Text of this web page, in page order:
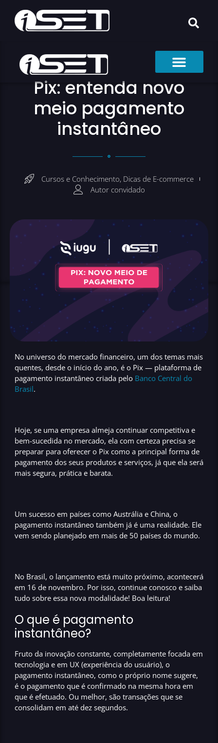
Pix: entenda novo
meio pagamento
instantâneo
Cursos e Conhecimento, Dicas de E-commerce
Autor convidado
No universo do mercado financeiro, um dos temas mais
quentes, desde o início do ano, é o Pix — plataforma de
pagamento instantâneo criada pelo Banco Central do
Brasil.
Hoje, se uma empresa almeja continuar competitiva e
bem-sucedida no mercado, ela com certeza precisa se
preparar para oferecer o Pix como a principal forma de
pagamento dos seus produtos e serviços, já que ela será
mais segura, prática e barata.
Um sucesso em países como Austrália e China, o
pagamento instantâneo também já é uma realidade. Ele
vem sendo planejado em mais de 50 países do mundo.
No Brasil, o lançamento está muito próximo, acontecerá
em 16 de novembro. Por isso, continue conosco e saiba
tudo sobre essa nova modalidade! Boa leitura!
O que é pagamento
instantâneo?
Fruto da inovação constante, completamente focada em
tecnologia e em UX (experiência do usuário), o
pagamento instantâneo, como o próprio nome sugere,
é o pagamento que é confirmado na mesma hora em
que é efetuado. Ou melhor, são transações que se
consolidam em até dez segundos.